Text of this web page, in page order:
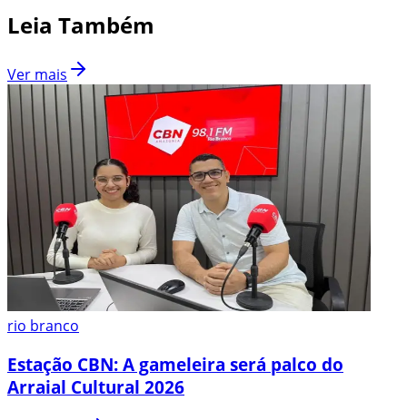
Leia Também
Ver mais
rio branco
Estação CBN: A gameleira será palco do
Arraial Cultural 2026